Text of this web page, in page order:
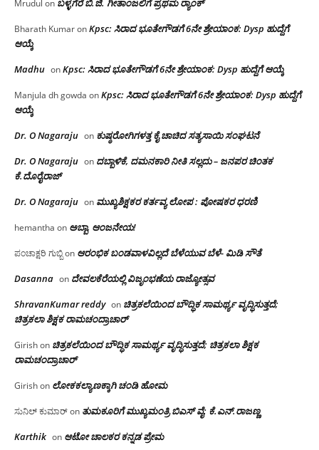
Mrudul on ಬಳ್ಳಗೆರೆ ಬಿ.ಜಿ. ಗೀತಾಂಜಲಿಗೆ ಪ್ರಥಮ ರ‌್ಯಾಂಕ್
Bharath KumaronKpsc: ಸಿರಾದ ಭೂತೇಗೌಡಗೆ 6ನೇ ಶ್ರೇಯಾಂಕ: Dysp ಹುದ್ದೆಗೆ
ಆಯ್ಕೆ
Madhu onKpsc: ಸಿರಾದ ಭೂತೇಗೌಡಗೆ 6ನೇ ಶ್ರೇಯಾಂಕ: Dysp ಹುದ್ದೆಗೆ ಆಯ್ಕೆ
Manjula dh gowda onKpsc: ಸಿರಾದ ಭೂತೇಗೌಡಗೆ 6ನೇ ಶ್ರೇಯಾಂಕ: Dysp ಹುದ್ದೆಗೆ
ಆಯ್ಕೆ
Dr. O Nagaraju on ಕುಷ್ಠರೋಗಿಗಳತ್ತ ಕೈ ಚಾಚಿದ ಸತ್ಯಸಾಯಿ ಸಂಘಟನೆ
Dr. O Nagaraju on ದಬ್ಬಾಳಿಕೆ, ದಮನಕಾರಿ ನೀತಿ ಸಲ್ಲದು – ಜನಪರ ಚಿಂತಕ
ಕೆ.ದೊರೈರಾಜ್
Dr. O Nagaraju on ಮುಖ್ಯಶಿಕ್ಷಕರ ಕರ್ತವ್ಯ ಲೋಪ : ಪೋಷಕರ ಧರಣಿ
hemantha on ಅಬ್ಬಾ, ಆಂಜನೇಯ!
ಪಂಚಾಕ್ಷರಿ ಗುಬ್ಬಿon ಆರಂಭಿಕ ಬಂಡವಾಳವಿಲ್ಲದೆ ಬೆಳೆಯುವ ಬೆಳೆ- ಮಿಡಿ ಸೌತೆ
Dasanna on ದೇವಲಕೆರೆಯಲ್ಲಿ ವಿಜೃಂಭಣೆಯ ರಾಜ್ಯೋತ್ಸವ
ShravanKumar reddy on ಚಿತ್ರಕಲೆಯಿಂದ ಬೌದ್ಧಿಕ ಸಾಮರ್ಥ್ಯ ವೃದ್ಧಿಸುತ್ತದೆ;
ಚಿತ್ರಕಲಾ ಶಿಕ್ಷಕ ರಾಮಚಂದ್ರಾಚಾರ್
Girishon ಚಿತ್ರಕಲೆಯಿಂದ ಬೌದ್ಧಿಕ ಸಾಮರ್ಥ್ಯ ವೃದ್ಧಿಸುತ್ತದೆ; ಚಿತ್ರಕಲಾ ಶಿಕ್ಷಕ
ರಾಮಚಂದ್ರಾಚಾರ್
Girishon ಲೋಕಕಲ್ಯಾಣಕ್ಕಾಗಿ ಚಂಡಿ ಹೋಮ
ಸುನಿಲ್ ಕುಮಾರ್on ತುಮಕೂರಿಗೆ ಮುಖ್ಯಮಂತ್ರಿ ಬಿಎಸ್ ವೈ: ಕೆ.ಎನ್.ರಾಜಣ್ಣ
Karthik on ಆಟೋ ಚಾಲಕರ ಕನ್ನಡ ಪ್ರೇಮ